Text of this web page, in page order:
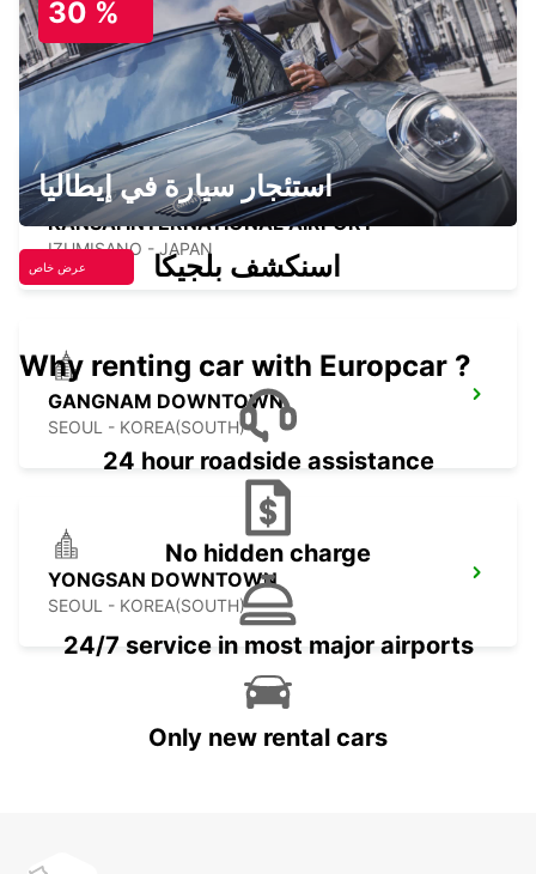
GWANGJU
GWANGJU - KOREA(SOUTH)
KANSAI INTERNATIONAL AIRPORT
IZUMISANO - JAPAN
GANGNAM DOWNTOWN
SEOUL - KOREA(SOUTH)
YONGSAN DOWNTOWN
SEOUL - KOREA(SOUTH)
30 %
استئجار سيارة في إيطاليا
عرض خاص اسنكشف بلجيكا
Why renting car with Europcar ?
24 hour roadside assistance
No hidden charge
24/7 service in most major airports
Only new rental cars